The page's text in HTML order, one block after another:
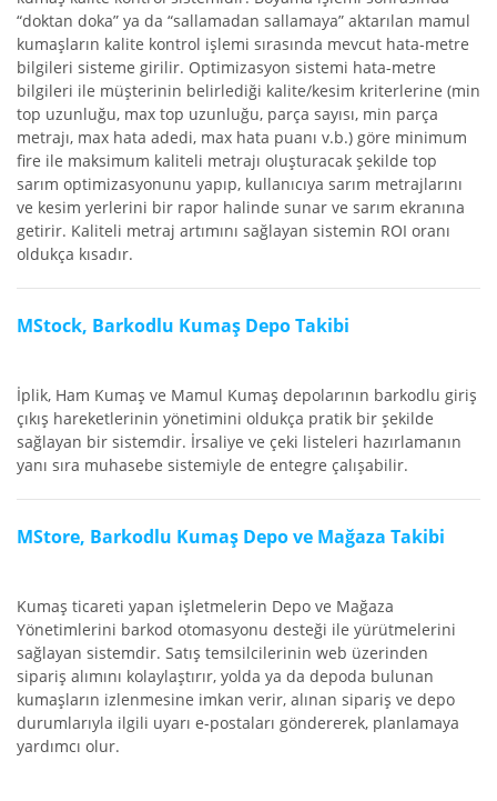
“doktan doka” ya da “sallamadan sallamaya” aktarılan mamul
kumaşların kalite kontrol işlemi sırasında mevcut hata-metre
bilgileri sisteme girilir. Optimizasyon sistemi hata-metre
bilgileri ile müşterinin belirlediği kalite/kesim kriterlerine (min
top uzunluğu, max top uzunluğu, parça sayısı, min parça
metrajı, max hata adedi, max hata puanı v.b.) göre minimum
fire ile maksimum kaliteli metrajı oluşturacak şekilde top
sarım optimizasyonunu yapıp, kullanıcıya sarım metrajlarını
ve kesim yerlerini bir rapor halinde sunar ve sarım ekranına
getirir. Kaliteli metraj artımını sağlayan sistemin ROI oranı
oldukça kısadır.
MStock, Barkodlu Kumaş Depo Takibi
İplik, Ham Kumaş ve Mamul Kumaş depolarının barkodlu giriş
çıkış hareketlerinin yönetimini oldukça pratik bir şekilde
sağlayan bir sistemdir. İrsaliye ve çeki listeleri hazırlamanın
yanı sıra muhasebe sistemiyle de entegre çalışabilir.
MStore, Barkodlu Kumaş Depo ve Mağaza Takibi
Kumaş ticareti yapan işletmelerin Depo ve Mağaza
Yönetimlerini barkod otomasyonu desteği ile yürütmelerini
sağlayan sistemdir. Satış temsilcilerinin web üzerinden
sipariş alımını kolaylaştırır, yolda ya da depoda bulunan
kumaşların izlenmesine imkan verir, alınan sipariş ve depo
durumlarıyla ilgili uyarı e-postaları göndererek, planlamaya
yardımcı olur.